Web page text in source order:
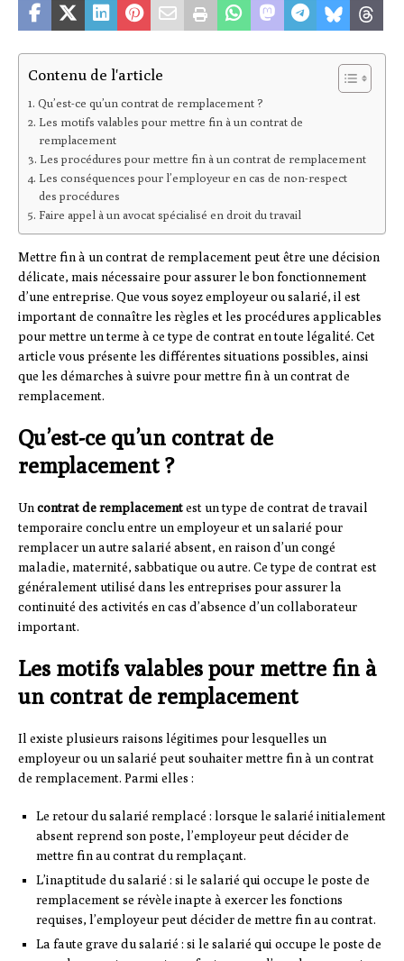
Contenu de l'article
Qu’est-ce qu’un contrat de remplacement ?
Les motifs valables pour mettre fin à un contrat de
remplacement
Les procédures pour mettre fin à un contrat de remplacement
Les conséquences pour l’employeur en cas de non-respect
des procédures
Faire appel à un avocat spécialisé en droit du travail
Mettre fin à un contrat de remplacement peut être une décision
délicate, mais nécessaire pour assurer le bon fonctionnement
d’une entreprise. Que vous soyez employeur ou salarié, il est
important de connaître les règles et les procédures applicables
pour mettre un terme à ce type de contrat en toute légalité. Cet
article vous présente les différentes situations possibles, ainsi
que les démarches à suivre pour mettre fin à un contrat de
remplacement.
Qu’est-ce qu’un contrat de
remplacement ?
Uncontrat de remplacementest un type de contrat de travail
temporaire conclu entre un employeur et un salarié pour
remplacer un autre salarié absent, en raison d’un congé
maladie, maternité, sabbatique ou autre. Ce type de contrat est
généralement utilisé dans les entreprises pour assurer la
continuité des activités en cas d’absence d’un collaborateur
important.
Les motifs valables pour mettre fin à
un contrat de remplacement
Il existe plusieurs raisons légitimes pour lesquelles un
employeur ou un salarié peut souhaiter mettre fin à un contrat
de remplacement. Parmi elles :
Le retour du salarié remplacé : lorsque le salarié initialement
absent reprend son poste, l’employeur peut décider de
mettre fin au contrat du remplaçant.
L’inaptitude du salarié : si le salarié qui occupe le poste de
remplacement se révèle inapte à exercer les fonctions
requises, l’employeur peut décider de mettre fin au contrat.
La faute grave du salarié : si le salarié qui occupe le poste de